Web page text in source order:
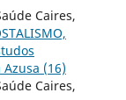
Caires,
(16)
Caires,